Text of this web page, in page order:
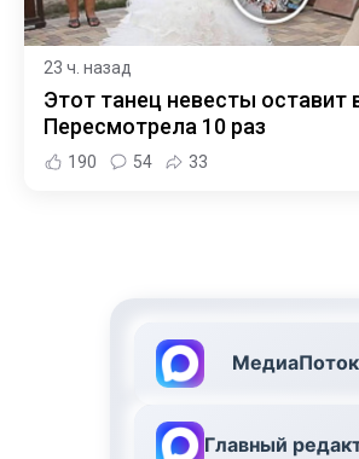
23 ч. назад
Этот танец невесты оставит
Пересмотрела 10 раз
190 54 33
МедиаПоток
Главный